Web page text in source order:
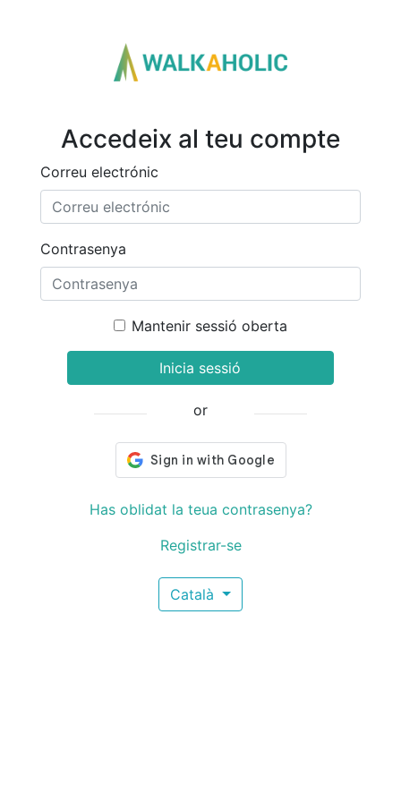
Accedeix al teu compte
Correu electrónic
Contrasenya
Mantenir sessió oberta
Inicia sessió
or
Has oblidat la teua contrasenya?
Registrar-se
Català